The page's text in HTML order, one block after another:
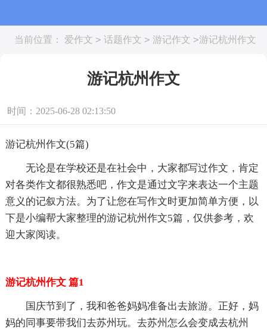
当前位置： 爱作文 > 话题作文 > 游记作文 >游记杭州作文
游记杭州作文
时间：2025-06-28 02:13:50
游记杭州作文(5篇)
无论是在学校还是在社会中，大家都写过作文，肯定
对各类作文都很熟悉吧，作文是通过文字来表达一个主题
意义的记叙方法。为了让您在写作文时更加简单方便，以
下是小编帮大家整理的游记杭州作文5篇，仅供参考，欢
迎大家阅读。
游记杭州作文 篇1
国庆节到了，我和爸爸妈妈准备出去旅游。正好，妈
妈的同事要带我们去苏州玩。去苏州怎么会变成去杭州